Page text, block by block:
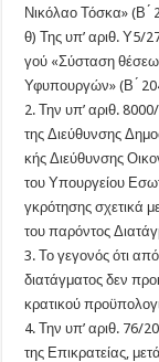
Νικόλαο Τόσκα» (Β
θ) Της υπ’ αριθ.
γού «Σύσταση
Υφυπουργών» (Β
2. Την υπ’ αριθ.
της Διεύθυνσης
κής Διεύθυνσης
του Υπουργείου
γκρότησης σχετικά
του παρόντος
3. Το γεγονός ότι
διατάγματος δεν
κρατικού
4. Την υπ’ αριθ. 76/
της Επικρατείας,